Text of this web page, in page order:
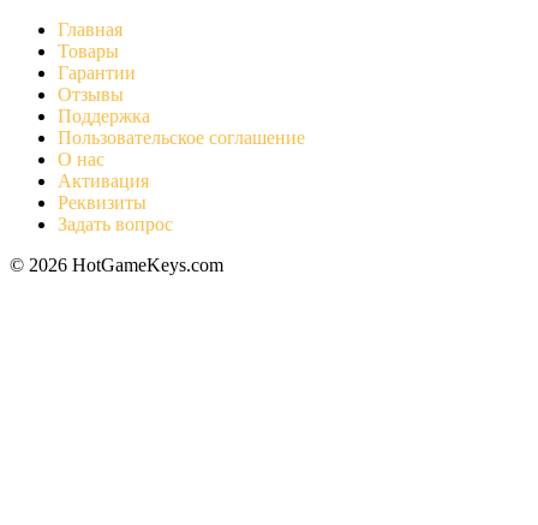
Главная
Товары
Гарантии
Отзывы
Поддержка
Пользовательское соглашение
О нас
Активация
Реквизиты
Задать вопрос
© 2026 HotGameKeys.com